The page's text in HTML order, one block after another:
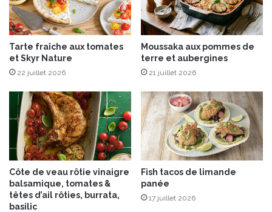
i
q
u
e
p
o
t
b
r
o
y
Tarte fraîche aux tomates
et Skyr Nature
22 juillet 2026
Moussaka aux pommes de
terre et aubergines
21 juillet 2026
Côte de veau rôtie vinaigre
balsamique, tomates &
têtes d’ail rôties, burrata,
basilic
Fish tacos de limande
panée
17 juillet 2026